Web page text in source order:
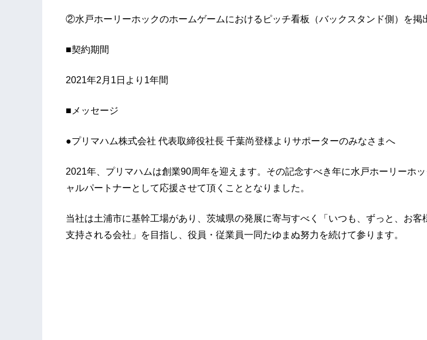
②水戸ホーリーホックのホームゲームにおけるピッチ看板（バックスタンド側）を掲
■契約期間
2021年2月1日より1年間
■メッセージ
●プリマハム株式会社 代表取締役社長 千葉尚登様よりサポーターのみなさまへ
2021年、プリマハムは創業90周年を迎えます。その記念すべき年に水戸ホーリーホ
ャルパートナーとして応援させて頂くこととなりました。
当社は土浦市に基幹工場があり、茨城県の発展に寄与すべく「いつも、ずっと、お客
支持される会社」を目指し、役員・従業員一同たゆまぬ努力を続けて参ります。